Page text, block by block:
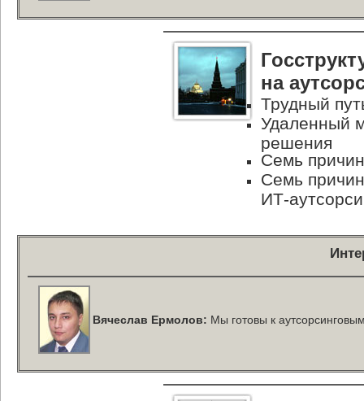
на
Трудный
Удаленный
решения
Семь
Семь
ИТ-
Вячеслав Ермолов: Мы готовы к